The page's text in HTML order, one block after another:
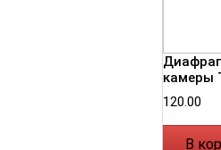
камеры
120.00
В